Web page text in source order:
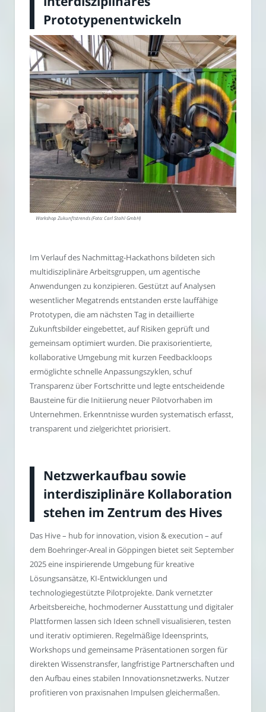
Prototypenentwickeln
Workshop Zukunftstrends (Foto: Carl Stahl GmbH)
Im Verlauf des Nachmittag-Hackathons bildeten sich
multidisziplinäre Arbeitsgruppen, um agentische
Anwendungen zu konzipieren. Gestützt auf Analysen
wesentlicher Megatrends entstanden erste lauffähige
Prototypen, die am nächsten Tag in detaillierte
Zukunftsbilder eingebettet, auf Risiken geprüft und
gemeinsam optimiert wurden. Die praxisorientierte,
kollaborative Umgebung mit kurzen Feedbackloops
ermöglichte schnelle Anpassungszyklen, schuf
Transparenz über Fortschritte und legte entscheidende
Bausteine für die Initiierung neuer Pilotvorhaben im
Unternehmen. Erkenntnisse wurden systematisch erfasst,
transparent und zielgerichtet priorisiert.
Netzwerkaufbau sowie
interdisziplinäre Kollaboration
stehen im Zentrum des Hives
Das Hive – hub for innovation, vision & execution – auf
dem Boehringer-Areal in Göppingen bietet seit September
2025 eine inspirierende Umgebung für kreative
Lösungsansätze, KI-Entwicklungen und
technologiegestützte Pilotprojekte. Dank vernetzter
Arbeitsbereiche, hochmoderner Ausstattung und digitaler
Plattformen lassen sich Ideen schnell visualisieren, testen
und iterativ optimieren. Regelmäßige Ideensprints,
Workshops und gemeinsame Präsentationen sorgen für
direkten Wissenstransfer, langfristige Partnerschaften und
den Aufbau eines stabilen Innovationsnetzwerks. Nutzer
profitieren von praxisnahen Impulsen gleichermaßen.